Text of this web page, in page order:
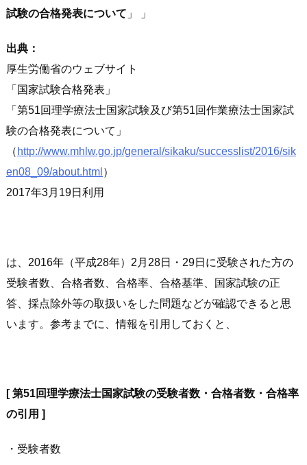
試験の合格発表について
」
出典：
厚生労働省のウェブサイト
国家試験合格発表
第51回理学療法士国家試験及び第51回作業療法士国家試
験の合格発表について
（ http://www.mhlw.go.jp/general/sikaku/successlist/2016/sik
en08_09/about.html ）
2017年3月19日利用
は、2016年（平成28年）2月28日・29日に受験された方の
受験者数、合格者数、合格率、合格基準、国家試験の正
答、採点除外等の取扱いをした問題などが確認できると思
います。参考までに、情報を引用しておくと、
[ 第51回理学療法士国家試験の受験者数・合格者数・合格率
の引用 ]
・受験者数